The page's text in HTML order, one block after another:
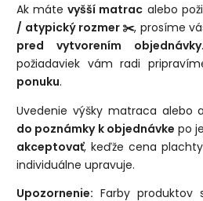
Ak mátevyšší matrac alebo
/ atypický rozmer ✂️, prosíme
pred vytvorením objednávky
požiadaviek vám radi
ponuku.
Uvedenie výšky matraca alebo
do poznámky k objednávke po
akceptovať, keďže cena
individuálne upravuje.
Upozornenie: Farby